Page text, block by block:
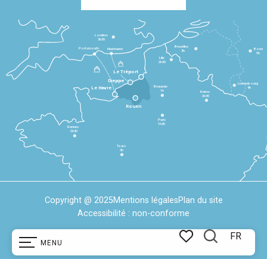
MENU
Voir les favoris
Recherche
FR
Le Havre
Dieppe
Le Tréport
Rennes
2h30
Tours
3h
Paris
1h30
Beauvais
1h
Reims
2h45
Lille
2h30
Bruxelles
3h
Londres
3h30
Newhaven
Portsmouth
Bonn
5h
Luxembourg
4h
Rouen
Copyright @ 2025Mentions légalesPlan du site
Accessibilité : non-conforme